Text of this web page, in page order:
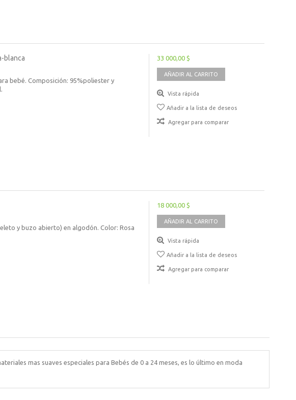
blanca
bebé. Composición: 95%poliester y
33 000,00 $
AÑADIR AL CARRITO
Vista rápida
Añadir a la lista de deseos
Agregar para comparar
y buzo abierto) en algodón. Color: Rosa
18 000,00 $
AÑADIR AL CARRITO
Vista rápida
Añadir a la lista de deseos
Agregar para comparar
mas suaves especiales para Bebés de 0 a 24 meses, es lo último en moda